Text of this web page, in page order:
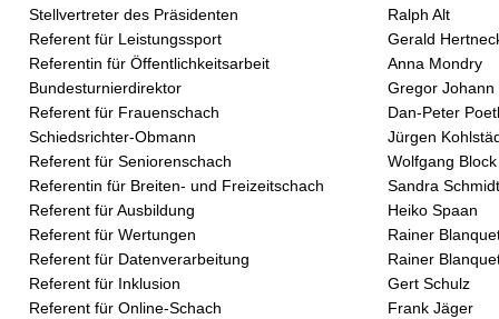
Stellvertreter des Präsidenten
Ralph Alt
Referent für Leistungssport
Gerald
Referentin für Öffentlichkeitsarbeit
Anna Mondry
Bundesturnierdirektor
Gregor Johann
Referent für Frauenschach
Dan-Peter
Schiedsrichter-Obmann
Jürgen
Referent für Seniorenschach
Wolfgang Block
Referentin für Breiten- und Freizeitschach
Sandra Schmidt
Referent für Ausbildung
Heiko Spaan
Referent für Wertungen
Rainer
Referent für Datenverarbeitung
Rainer
Referent für Inklusion
Gert Schulz
Referent für Online-Schach
Frank Jäger